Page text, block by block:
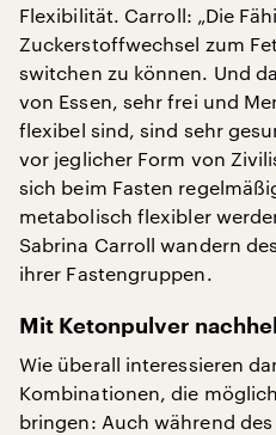
Flexibilität. Carroll: „Die
Zuckerstoffwechsel zum
switchen zu können. Und
von Essen, sehr frei und
flexibel sind, sind sehr
vor jeglicher Form von
sich beim Fasten
metabolisch flexibler
Sabrina Carroll wandern
ihrer Fastengruppen.
Mit Ketonpulver
Wie überall interessieren
Kombinationen, die
bringen: Auch während